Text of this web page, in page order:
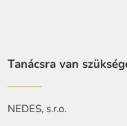
Tanácsra van
NEDES, s.r.o.